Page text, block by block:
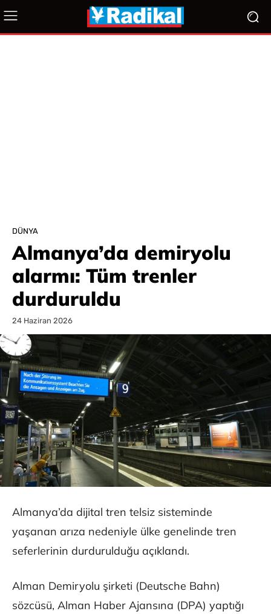
DÜNYA
Almanya’da demiryolu
alarmı: Tüm trenler
durduruldu
24 Haziran 2026
Almanya’da dijital tren telsiz sisteminde
yaşanan arıza nedeniyle ülke genelinde tren
seferlerinin durdurulduğu açıklandı.
Alman Demiryolu şirketi (Deutsche Bahn)
sözcüsü, Alman Haber Ajansına (DPA) yaptığı